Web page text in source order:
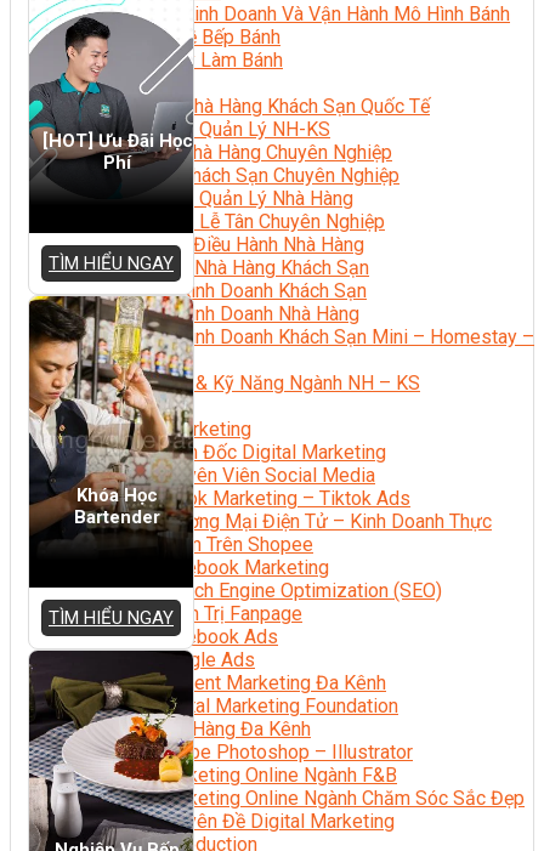
Bí Quyết Kinh Doanh Và Vận Hành Mô Hình Bánh
Chuyên Đề Bếp Bánh
Video Dạy Làm Bánh
Quản Trị NHKS
Quản Trị Nhà Hàng Khách Sạn Quốc Tế
Nghiệp Vụ Quản Lý NH-KS
Quản Lý Nhà Hàng Chuyên Nghiệp
Quản Lý Khách Sạn Chuyên Nghiệp
Nghiệp Vụ Quản Lý Nhà Hàng
Nghiệp Vụ Lễ Tân Chuyên Nghiệp
Giám Đốc Điều Hành Nhà Hàng
Tiếng Anh Nhà Hàng Khách Sạn
Khởi Sự Kinh Doanh Khách Sạn
Khởi Sự Kinh Doanh Nhà Hàng
Khởi Sự Kinh Doanh Khách Sạn Mini – Homestay –
AirBnB
Kiến Thức & Kỹ Năng Ngành NH – KS
Marketing
Digital Marketing
Giám Đốc Digital Marketing
Chuyên Viên Social Media
Tiktok Marketing – Tiktok Ads
Thương Mại Điện Tử – Kinh Doanh Thực
Chiến Trên Shopee
Facebook Marketing
Search Engine Optimization (SEO)
Quản Trị Fanpage
Facebook Ads
Google Ads
Content Marketing Đa Kênh
Digital Marketing Foundation
Bán Hàng Đa Kênh
Adobe Photoshop – Illustrator
Marketing Online Ngành F&B
Marketing Online Ngành Chăm Sóc Sắc Đẹp
Chuyên Đề Digital Marketing
Media Production
[HOT] Ưu Đãi Học
Phí
TÌM HIỂU NGAY
Khóa Học
Bartender
TÌM HIỂU NGAY